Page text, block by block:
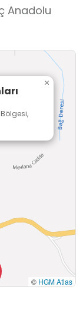
Anadolu
×
© HGM Atlas